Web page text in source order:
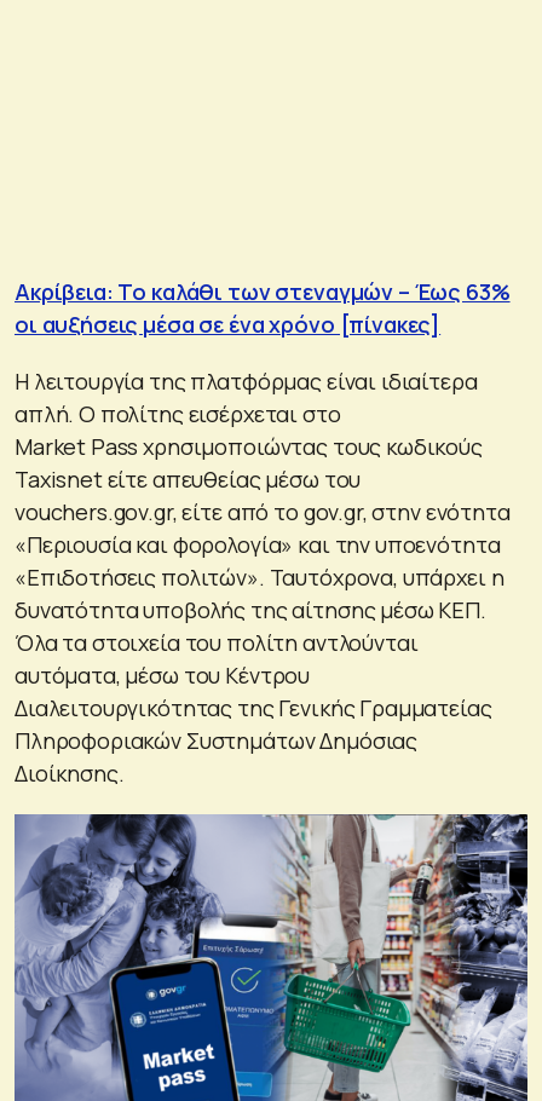
Ακρίβεια: Το καλάθι των στεναγμών – Έως 63%
οι αυξήσεις μέσα σε ένα χρόνο [πίνακες]
Η λειτουργία της πλατφόρμας είναι ιδιαίτερα
απλή. Ο πολίτης εισέρχεται στο
Market Pass χρησιμοποιώντας τους κωδικούς
Taxisnet είτε απευθείας μέσω του
vouchers.gov.gr, είτε από το gov.gr, στην ενότητα
«Περιουσία και φορολογία» και την υποενότητα
«Επιδοτήσεις πολιτών». Ταυτόχρονα, υπάρχει η
δυνατότητα υποβολής της αίτησης μέσω ΚΕΠ.
Όλα τα στοιχεία του πολίτη αντλούνται
αυτόματα, μέσω του Κέντρου
Διαλειτουργικότητας της Γενικής Γραμματείας
Πληροφοριακών Συστημάτων Δημόσιας
Διοίκησης.